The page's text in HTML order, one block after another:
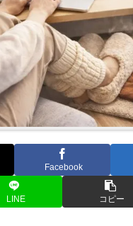
Facebook
LINE コピー